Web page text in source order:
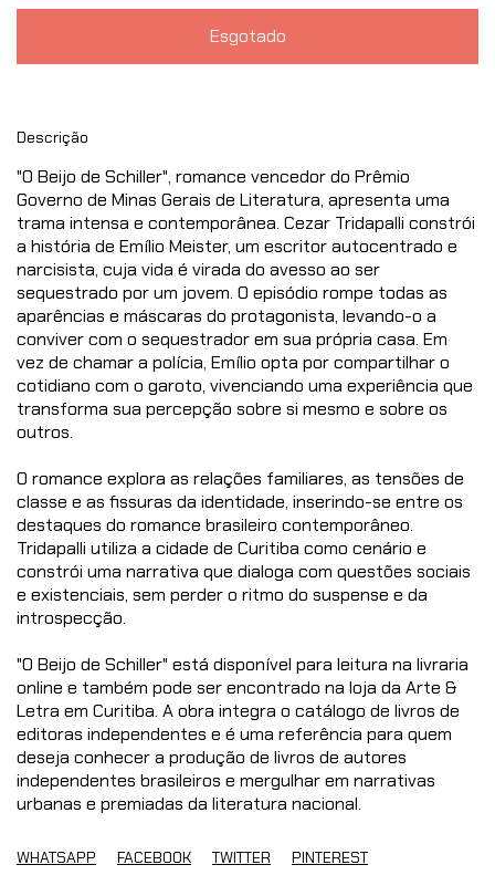
Descrição
"O Beijo de Schiller", romance vencedor do Prêmio
Governo de Minas Gerais de Literatura, apresenta uma
trama intensa e contemporânea. Cezar Tridapalli constrói
a história de Emílio Meister, um escritor autocentrado e
narcisista, cuja vida é virada do avesso ao ser
sequestrado por um jovem. O episódio rompe todas as
aparências e máscaras do protagonista, levando-o a
conviver com o sequestrador em sua própria casa. Em
vez de chamar a polícia, Emílio opta por compartilhar o
cotidiano com o garoto, vivenciando uma experiência que
transforma sua percepção sobre si mesmo e sobre os
outros.
O romance explora as relações familiares, as tensões de
classe e as fissuras da identidade, inserindo-se entre os
destaques do romance brasileiro contemporâneo.
Tridapalli utiliza a cidade de Curitiba como cenário e
constrói uma narrativa que dialoga com questões sociais
e existenciais, sem perder o ritmo do suspense e da
introspecção.
"O Beijo de Schiller" está disponível para leitura na livraria
online e também pode ser encontrado na loja da Arte &
Letra em Curitiba. A obra integra o catálogo de livros de
editoras independentes e é uma referência para quem
deseja conhecer a produção de livros de autores
independentes brasileiros e mergulhar em narrativas
urbanas e premiadas da literatura nacional.
WHATSAPP FACEBOOK TWITTER PINTEREST